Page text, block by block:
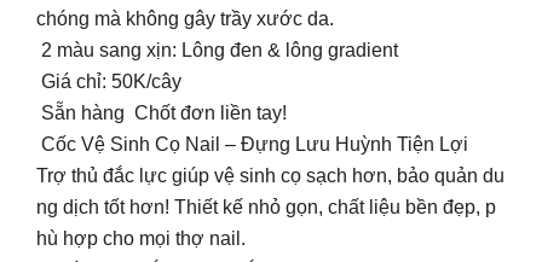
chóng mà không gây trầy xước da.
2 màu sang xịn: Lông đen & lông gradient
Giá chỉ: 50K/cây
Sẵn hàng Chốt đơn liền tay!
Cốc Vệ Sinh Cọ Nail – Đựng Lưu Huỳnh Tiện Lợi
Trợ thủ đắc lực giúp vệ sinh cọ sạch hơn, bảo quản du
ng dịch tốt hơn! Thiết kế nhỏ gọn, chất liệu bền đẹp, p
hù hợp cho mọi thợ nail.